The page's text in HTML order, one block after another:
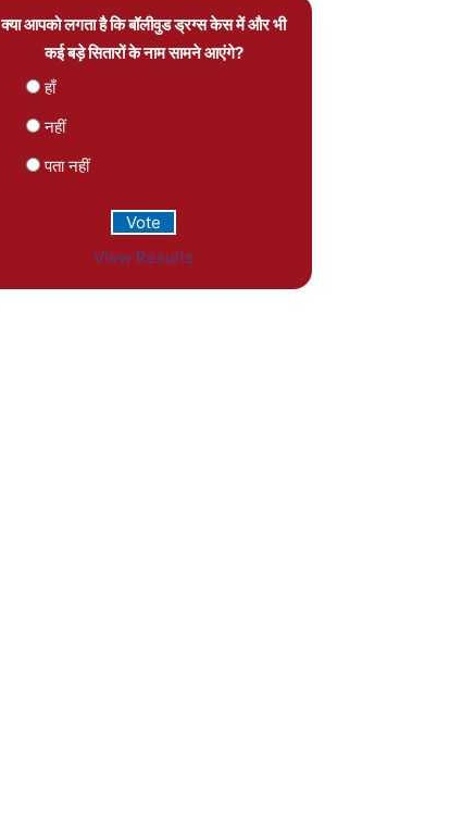
क्या आपको लगता है कि बॉलीवुड ड्रग्स केस में और भी
कई बड़े सितारों के नाम सामने आएंगे?
हाँ
नहीं
पता नहीं
View Results